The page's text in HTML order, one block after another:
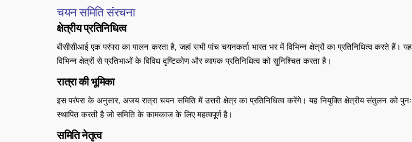
चयन समिति संरचना
क्षेत्रीय प्रतिनिधित्व
बीसीसीआई एक परंपरा का पालन करता है, जहां सभी पांच चयनकर्ता भारत भर में विभिन्न क्षेत्रों का प्रतिनिधित्व करते हैं। यह
विभिन्न क्षेत्रों से प्रतिभाओं के विविध दृष्टिकोण और व्यापक प्रतिनिधित्व को सुनिश्चित करता है।
रात्रा की भूमिका
इस परंपरा के अनुसार, अजय रात्रा चयन समिति में उत्तरी क्षेत्र का प्रतिनिधित्व करेंगे। यह नियुक्ति क्षेत्रीय संतुलन को पुनः
स्थापित करती है जो समिति के कामकाज के लिए महत्वपूर्ण है।
समिति नेतृत्व